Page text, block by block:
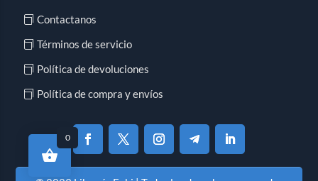
Contactanos
Términos de servicio
Política de devoluciones
Política de compra y envíos
0